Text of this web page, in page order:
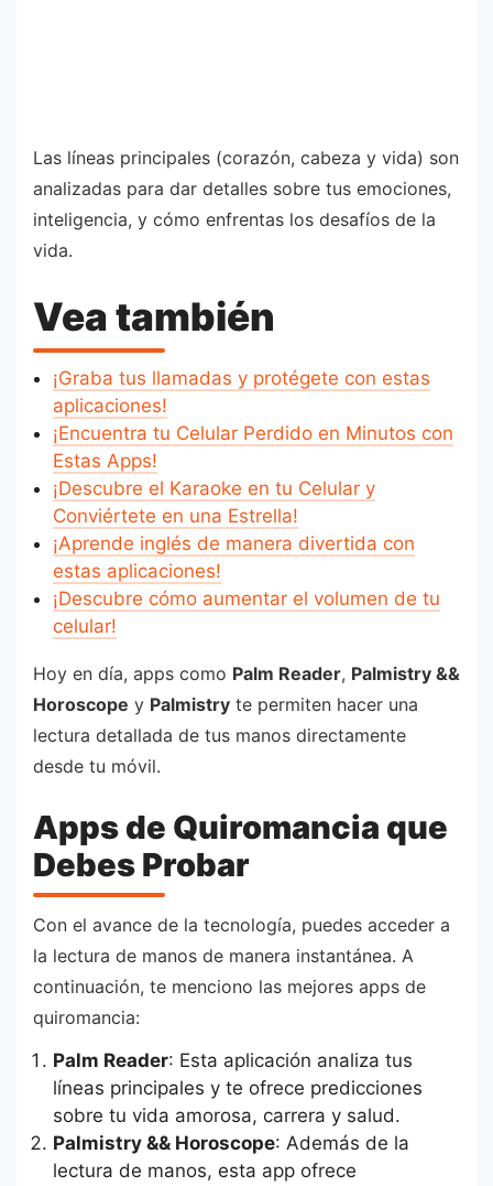
Las líneas principales (corazón, cabeza y vida) son
analizadas para dar detalles sobre tus emociones,
inteligencia, y cómo enfrentas los desafíos de la
vida.
Vea también
¡Graba tus llamadas y protégete con estas
aplicaciones!
¡Encuentra tu Celular Perdido en Minutos con
Estas Apps!
¡Descubre el Karaoke en tu Celular y
Conviértete en una Estrella!
¡Aprende inglés de manera divertida con
estas aplicaciones!
¡Descubre cómo aumentar el volumen de tu
celular!
Hoy en día, apps como Palm Reader, Palmistry &&
Horoscope y Palmistry te permiten hacer una
lectura detallada de tus manos directamente
desde tu móvil.
Apps de Quiromancia que
Debes Probar
Con el avance de la tecnología, puedes acceder a
la lectura de manos de manera instantánea. A
continuación, te menciono las mejores apps de
quiromancia:
Palm Reader: Esta aplicación analiza tus
líneas principales y te ofrece predicciones
sobre tu vida amorosa, carrera y salud.
Palmistry && Horoscope: Además de la
lectura de manos, esta app ofrece